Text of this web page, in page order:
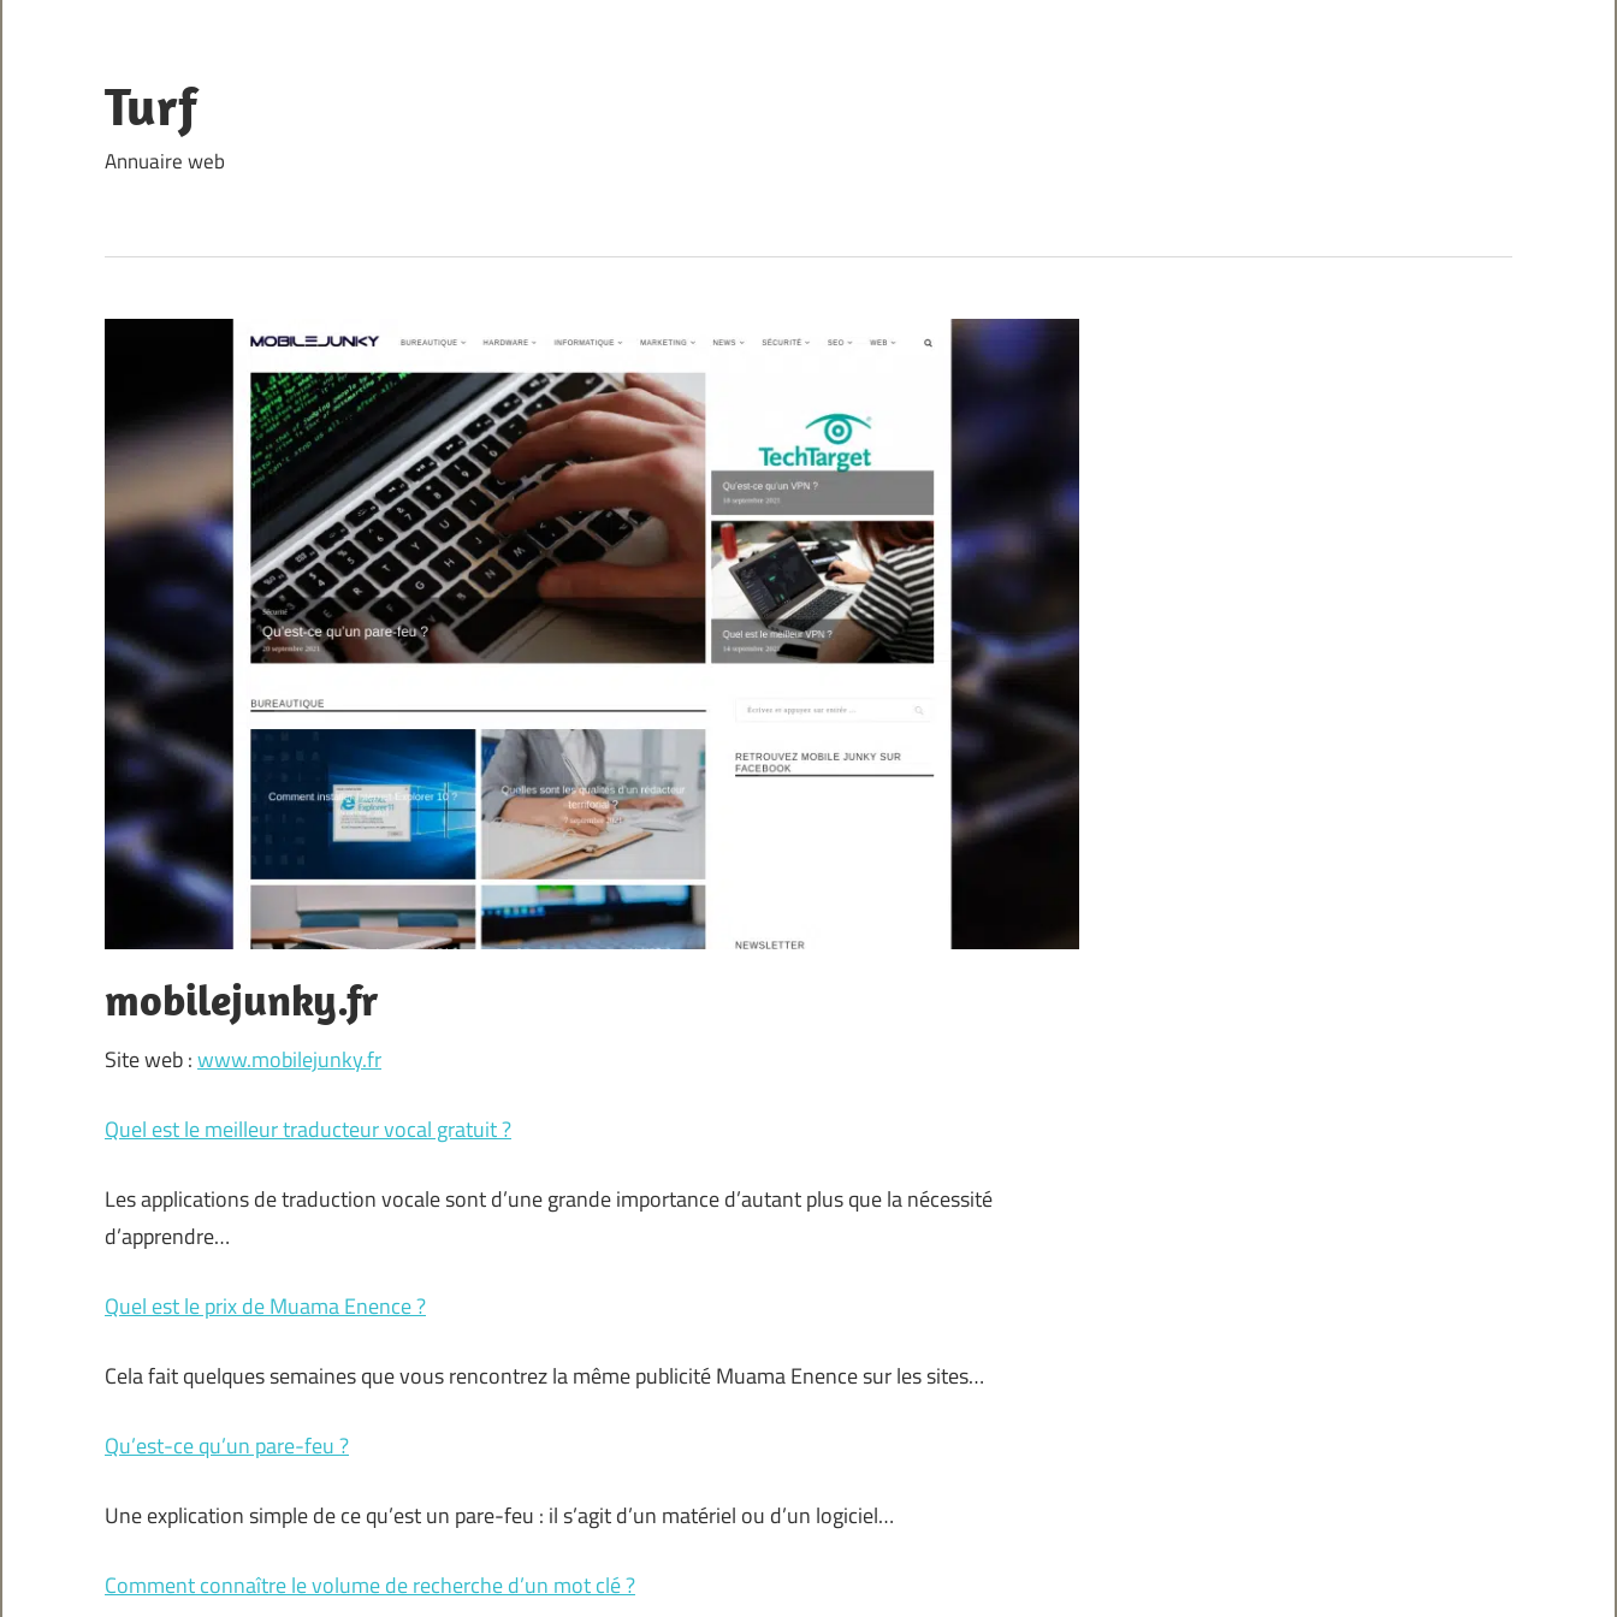
content
Turf
Annuaire web
mobilejunky.fr
Site web :www.mobilejunky.fr
Quel est le meilleur traducteur vocal gratuit ?
Les applications de traduction vocale sont d’une grande importance d’autant plus que la nécessité
d’apprendre…
Quel est le prix de Muama Enence ?
Cela fait quelques semaines que vous rencontrez la même publicité Muama Enence sur les sites…
Qu’est-ce qu’un pare-feu ?
Une explication simple de ce qu’est un pare-feu : il s’agit d’un matériel ou d’un logiciel…
Comment connaître le volume de recherche d’un mot clé ?